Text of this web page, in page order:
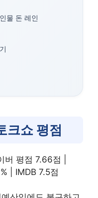
물 돈 레인
크쇼 평점
버 평점 7.66점 |
| IMDB 7.5점